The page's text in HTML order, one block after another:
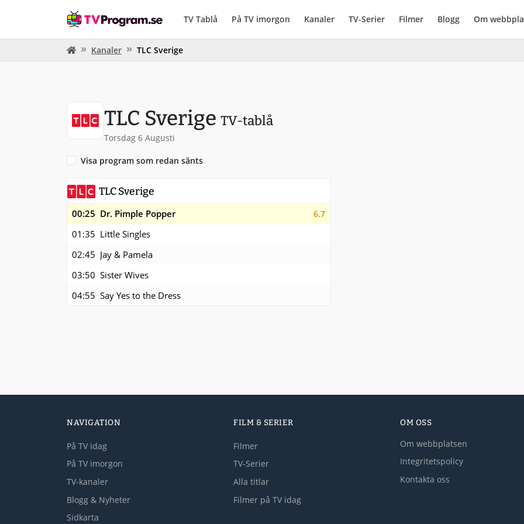
TV Tablå På TV imorgon Kanaler TV-Serier Filmer Blogg Om
Kanaler TLC Sverige
TLC Sverige TV-tablå
Torsdag 6 Augusti
Visa program som redan sänts
TLC Sverige
00:25 Dr. Pimple Popper 6.7
01:35 Little Singles
02:45 Jay & Pamela
03:50 Sister Wives
04:55 Say Yes to the Dress
NAVIGATION
På TV idag
På TV imorgon
TV-kanaler
Blogg & Nyheter
Sidkarta
FILM & SERIER
Filmer
TV-Serier
Alla titlar
Filmer på TV idag
OM OSS
Om webbplatsen
Integritetspolicy
Kontakta oss